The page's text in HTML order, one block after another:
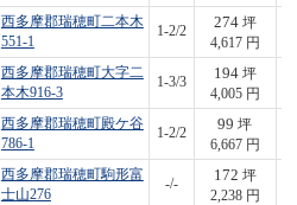
西多摩郡瑞穂町二本木
551-1
1-2/2
274坪
4,617 円
西多摩郡瑞穂町大字二
本木916-3
1-3/3
194坪
4,005 円
西多摩郡瑞穂町殿ケ谷
786-1
1-2/2
99 坪
6,667 円
西多摩郡瑞穂町駒形富
士山276
-/-
172 坪
2,238 円